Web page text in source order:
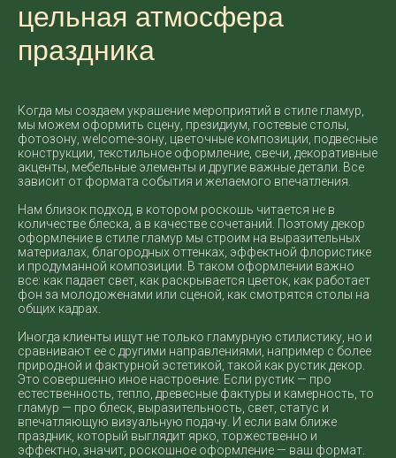
цельная атмосфера
праздника
Когда мы создаем украшение мероприятий в стиле гламур,
мы можем оформить сцену, президиум, гостевые столы,
фотозону, welcome-зону, цветочные композиции, подвесные
конструкции, текстильное оформление, свечи, декоративные
акценты, мебельные элементы и другие важные детали. Все
зависит от формата события и желаемого впечатления.
Нам близок подход, в котором роскошь читается не в
количестве блеска, а в качестве сочетаний. Поэтому декор
оформление в стиле гламур мы строим на выразительных
материалах, благородных оттенках, эффектной флористике
и продуманной композиции. В таком оформлении важно
все: как падает свет, как раскрывается цветок, как работает
фон за молодоженами или сценой, как смотрятся столы на
общих кадрах.
Иногда клиенты ищут не только гламурную стилистику, но и
сравнивают ее с другими направлениями, например с более
природной и фактурной эстетикой, такой как рустик декор.
Это совершенно иное настроение. Если рустик — про
естественность, тепло, древесные фактуры и камерность, то
гламур — про блеск, выразительность, свет, статус и
впечатляющую визуальную подачу. И если вам ближе
праздник, который выглядит ярко, торжественно и
эффектно, значит, роскошное оформление — ваш формат.